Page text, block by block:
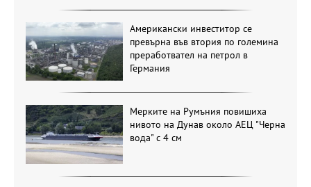
Американски инвеститор се
превърна във втория по големина
преработвател на петрол в
Германия
Мерките на Румъния повишиха
нивото на Дунав около АЕЦ "Черна
вода" с 4 см